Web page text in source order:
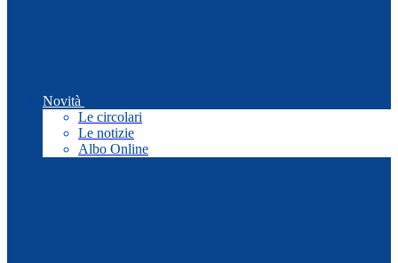
Novità
Le circolari
Le notizie
Albo Online